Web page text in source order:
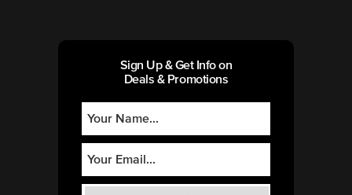
Sign Up & Get Info on
Deals & Promotions